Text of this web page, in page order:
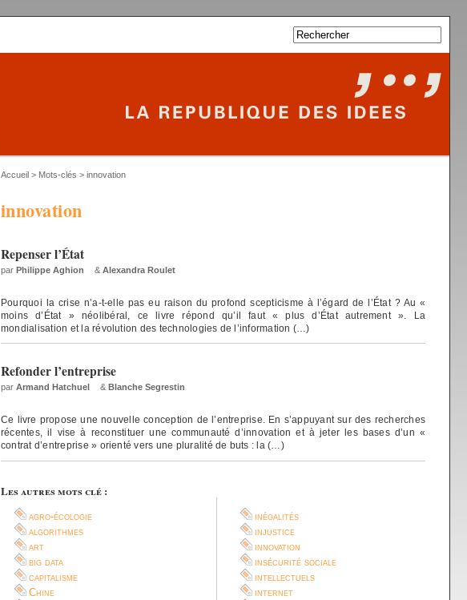
Accueil > Mots-clés > innovation
innovation
Repenser l’État
par Philippe Aghion & Alexandra Roulet
Pourquoi la crise n’a-t-elle pas eu raison du profond scepticisme à l’égard de l’État ? Au «
moins d’État » néolibéral, ce livre répond qu’il faut « plus d’État autrement ». La
mondialisation et la révolution des technologies de l’information (…)
Refonder l’entreprise
par Armand Hatchuel & Blanche Segrestin
Ce livre propose une nouvelle conception de l’entreprise. En s’appuyant sur des recherches
récentes, il vise à reconstituer une communauté d’innovation et à jeter les bases d’un «
contrat d’entreprise » orienté vers une pluralité de buts : la (…)
Les autres mots clé :
agro-écologie
algorithmes
art
big data
capitalisme
Chine
inégalités
injustice
innovation
insécurité sociale
intellectuels
internet